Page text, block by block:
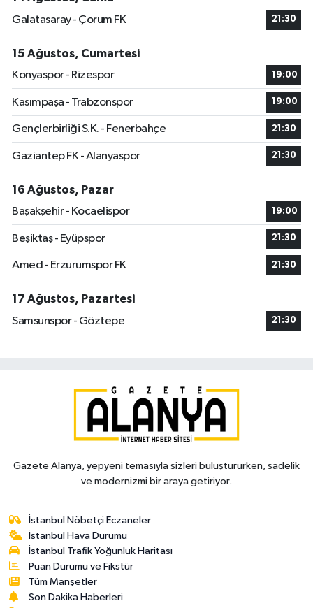
Galatasaray - Çorum FK
21:30
15 Ağustos, Cumartesi
Konyaspor - Rizespor
19:00
Kasımpaşa - Trabzonspor 19:00
Gençlerbirliği S.K. - Fenerbahçe 21:30
Gaziantep FK - Alanyaspor 21:30
16 Ağustos, Pazar
Başakşehir - Kocaelispor
19:00
Beşiktaş - Eyüpspor 21:30
Amed - Erzurumspor FK 21:30
17 Ağustos, Pazartesi
Samsunspor - Göztepe
21:30
Gazete Alanya, yepyeni temasıyla sizleri buluştururken, sadelik
ve modernizmi bir araya getiriyor.
İstanbul Nöbetçi Eczaneler
İstanbul Hava Durumu
İstanbul Trafik Yoğunluk Haritası
Puan Durumu ve Fikstür
Tüm Manşetler
Son Dakika Haberleri